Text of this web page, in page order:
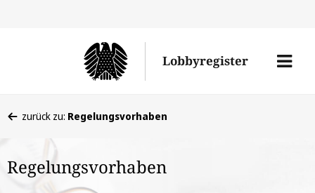
Lobbyregister
Menü
befinden
hier:
zurück zu: Regelungsvorhaben
Regelungsvorhaben